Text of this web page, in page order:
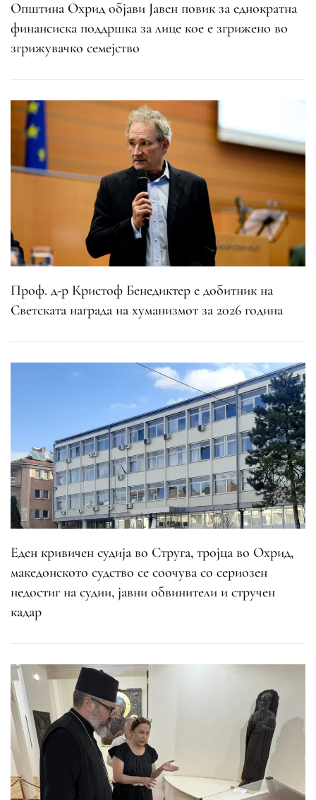
Општина Охрид објави Јавен повик за еднократна
финансиска поддршка за лице кое е згрижено во
згрижувачко семејство
Проф. д-р Кристоф Бенедиктер е добитник на
Светската награда на хуманизмот за 2026 година
Еден кривичен судија во Струга, тројца во Охрид,
македонското судство се соочува со сериозен
недостиг на судии, јавни обвинители и стручен
кадар